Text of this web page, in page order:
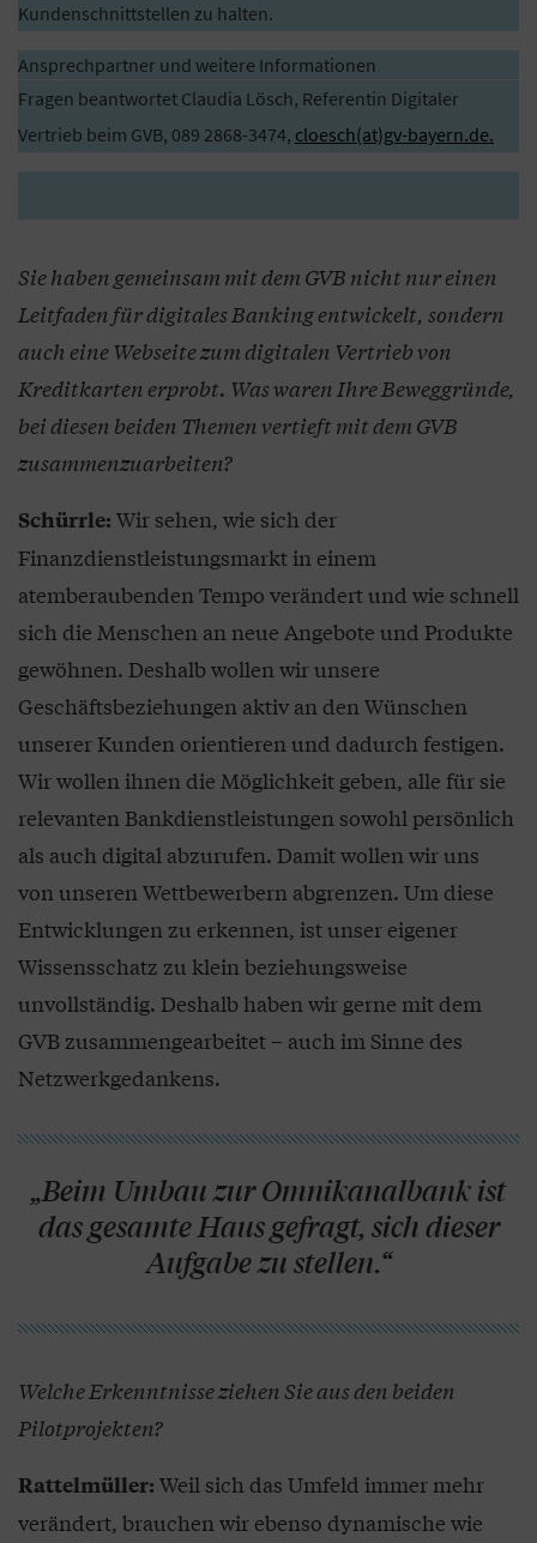
Kundenschnittstellen zu halten.
Ansprechpartner und weitere Informationen
Fragen beantwortet Claudia Lösch, Referentin Digitaler
Vertrieb beim GVB, 089 2868-3474, cloesch(at)gv-bayern.de.
Sie haben gemeinsam mit dem GVB nicht nur einen
Leitfaden für digitales Banking entwickelt, sondern
auch eine Webseite zum digitalen Vertrieb von
Kreditkarten erprobt. Was waren Ihre Beweggründe,
bei diesen beiden Themen vertieft mit dem GVB
zusammenzuarbeiten?
Schürrle: Wir sehen, wie sich der
Finanzdienstleistungsmarkt in einem
atemberaubenden Tempo verändert und wie schnell
sich die Menschen an neue Angebote und Produkte
gewöhnen. Deshalb wollen wir unsere
Geschäftsbeziehungen aktiv an den Wünschen
unserer Kunden orientieren und dadurch festigen.
Wir wollen ihnen die Möglichkeit geben, alle für sie
relevanten Bankdienstleistungen sowohl persönlich
als auch digital abzurufen. Damit wollen wir uns
von unseren Wettbewerbern abgrenzen. Um diese
Entwicklungen zu erkennen, ist unser eigener
Wissensschatz zu klein beziehungsweise
unvollständig. Deshalb haben wir gerne mit dem
GVB zusammengearbeitet – auch im Sinne des
Netzwerkgedankens.
„Beim Umbau zur Omnikanalbank ist
das gesamte Haus gefragt, sich dieser
Aufgabe zu stellen.“
Welche Erkenntnisse ziehen Sie aus den beiden
Pilotprojekten?
Rattelmüller: Weil sich das Umfeld immer mehr
verändert, brauchen wir ebenso dynamische wie